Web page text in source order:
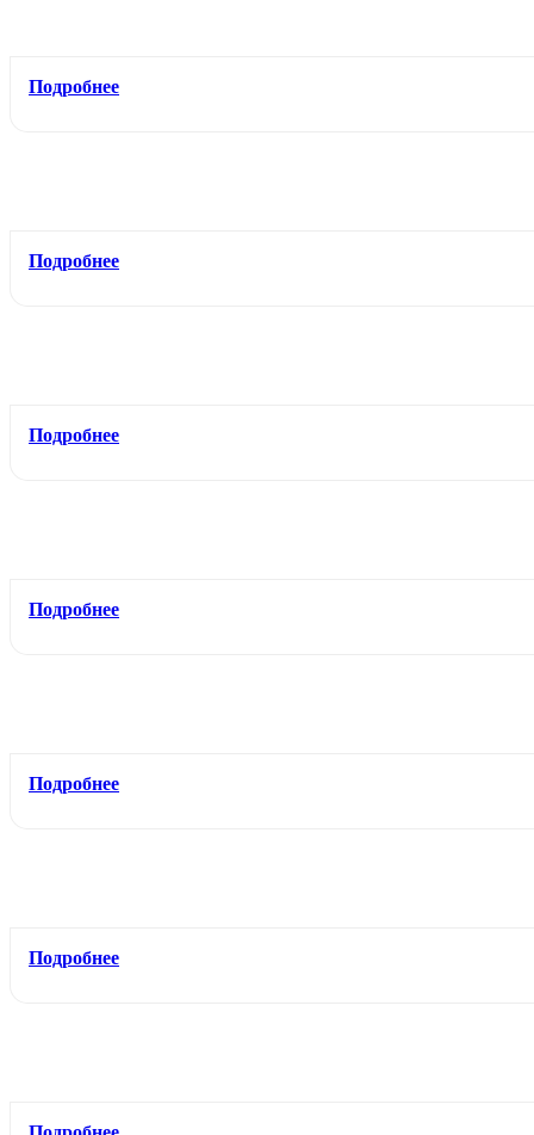
Подробнее
Подробнее
Подробнее
Подробнее
Подробнее
Подробнее